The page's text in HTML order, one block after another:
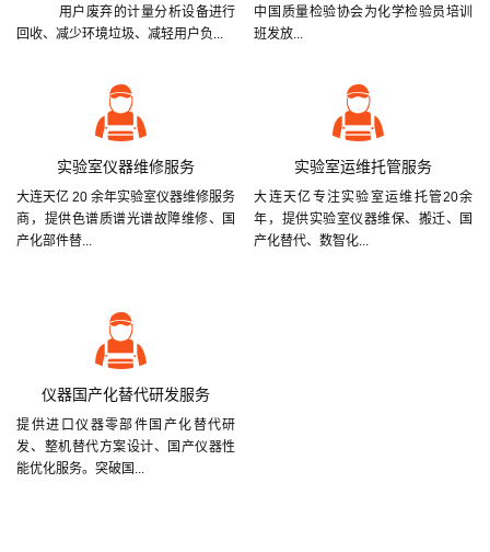
用户废弃的计量分析设备进行
回收、减少环境垃圾、减轻用户负...
中国质量检验协会为化学检验员培训
班发放...
实验室仪器维修服务
大连天亿 20 余年实验室仪器维修服务
商，提供色谱质谱光谱故障维修、国
产化部件替...
实验室运维托管服务
大连天亿专注实验室运维托管20余
年，提供实验室仪器维保、搬迁、国
产化替代、数智化...
仪器国产化替代研发服务
提供进口仪器零部件国产化替代研
发、整机替代方案设计、国产仪器性
能优化服务。突破国...